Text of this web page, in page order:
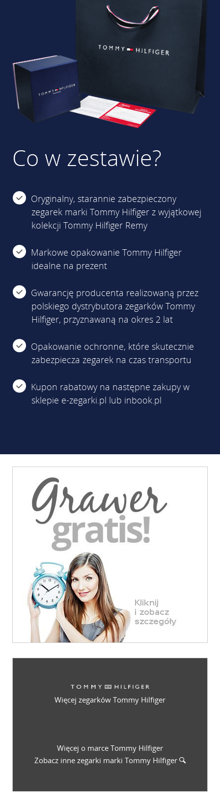
Co w zestawie?
Oryginalny, starannie zabezpieczony
zegarek marki Tommy Hilfiger z wyjątkowej
kolekcji Tommy Hilfiger Remy
Markowe opakowanie Tommy Hilfiger
idealne na prezent
Gwarancję producenta realizowaną przez
polskiego dystrybutora zegarków Tommy
Hilfiger, przyznawaną na okres 2 lat
Opakowanie ochronne, które skutecznie
zabezpiecza zegarek na czas transportu
Kupon rabatowy na następne zakupy w
sklepie e-zegarki.pl lub inbook.pl
Więcej zegarków Tommy Hilfiger
Więcej o marce Tommy Hilfiger
Zobacz inne zegarki marki Tommy Hilfiger